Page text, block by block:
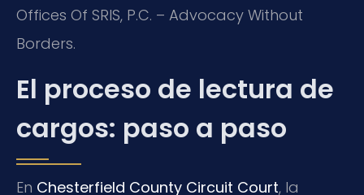
Offices Of SRIS, P.C. – Advocacy Without
Borders.
El proceso de lectura de
cargos: paso a paso
En Chesterfield County Circuit Court, la